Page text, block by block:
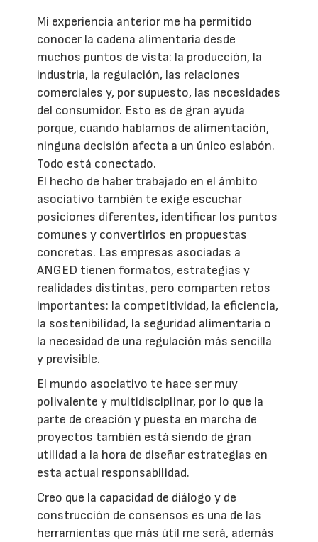
Mi experiencia anterior me ha permitido
conocer la cadena alimentaria desde
muchos puntos de vista: la producción, la
industria, la regulación, las relaciones
comerciales y, por supuesto, las necesidades
del consumidor. Esto es de gran ayuda
porque, cuando hablamos de alimentación,
ninguna decisión afecta a un único eslabón.
Todo está conectado.
El hecho de haber trabajado en el ámbito
asociativo también te exige escuchar
posiciones diferentes, identificar los puntos
comunes y convertirlos en propuestas
concretas. Las empresas asociadas a
ANGED tienen formatos, estrategias y
realidades distintas, pero comparten retos
importantes: la competitividad, la eficiencia,
la sostenibilidad, la seguridad alimentaria o
la necesidad de una regulación más sencilla
y previsible.
El mundo asociativo te hace ser muy
polivalente y multidisciplinar, por lo que la
parte de creación y puesta en marcha de
proyectos también está siendo de gran
utilidad a la hora de diseñar estrategias en
esta actual responsabilidad.
Creo que la capacidad de diálogo y de
construcción de consensos es una de las
herramientas que más útil me será, además